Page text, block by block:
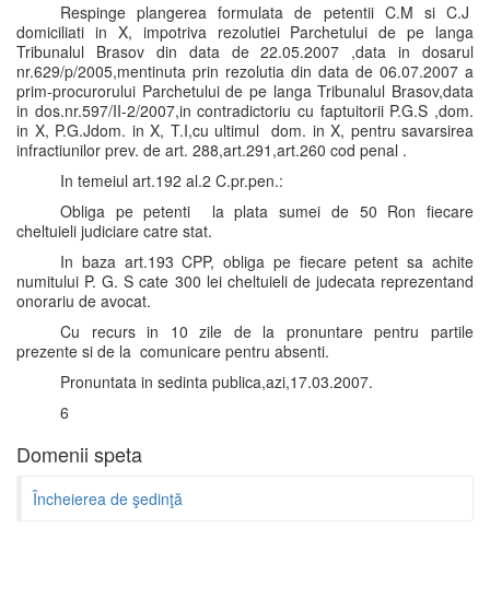
Respinge plangerea formulata de petentii C.M si C.J
domiciliati in X, impotriva rezolutiei Parchetului de pe langa
Tribunalul Brasov din data de 22.05.2007 ,data in dosarul
nr.629/p/2005,mentinuta prin rezolutia din data de 06.07.2007 a
prim-procurorului Parchetului de pe langa Tribunalul Brasov,data
in dos.nr.597/II-2/2007,in contradictoriu cu faptuitorii P.G.S ,dom.
in X, P.G.Jdom. in X, T.I,cu ultimul dom. in X, pentru savarsirea
infractiunilor prev. de art. 288,art.291,art.260 cod penal .
In temeiul art.192 al.2 C.pr.pen.:
Obliga pe petenti la plata sumei de 50 Ron fiecare
cheltuieli judiciare catre stat.
In baza art.193 CPP, obliga pe fiecare petent sa achite
numitului P. G. S cate 300 lei cheltuieli de judecata reprezentand
onorariu de avocat.
Cu recurs in 10 zile de la pronuntare pentru partile
prezente si de la comunicare pentru absenti.
Pronuntata in sedinta publica,azi,17.03.2007.
6
Domenii speta
Încheierea de şedinţă